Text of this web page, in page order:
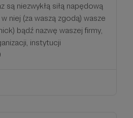
są niezwykłą siłą napędową
niej (za waszą zgodą) wasze
bądź nazwę waszej firmy,
instytucji